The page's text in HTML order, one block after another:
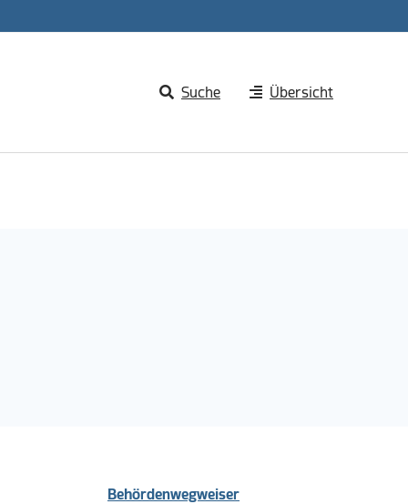
Suche Übersicht
Behördenwegweiser